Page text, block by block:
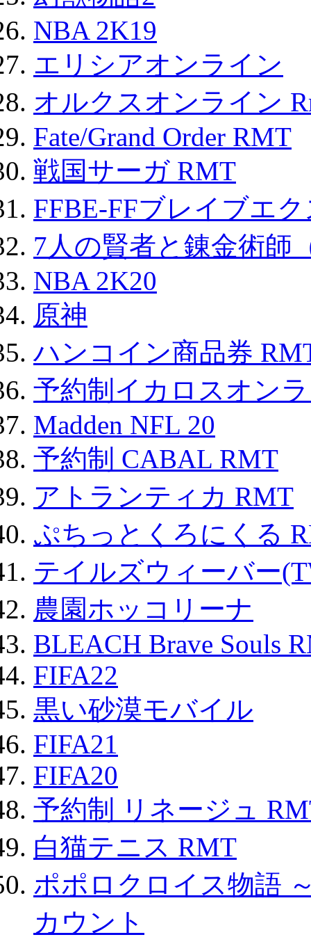
NBA 2K19
エリシアオンライン
オルクスオンライン
Fate/Grand Order RMT
戦国サーガ RMT
FFBE-FFブレイブエ
7人の賢者と錬金術師
NBA 2K20
原神
ハンコイン商品券
予約制イカロスオン
Madden NFL 20
予約制 CABAL RMT
アトランティカ RMT
ぷちっとくろにくる
テイルズウィーバー
農園ホッコリーナ
BLEACH Brave Souls
FIFA22
黒い砂漠モバイル
FIFA21
FIFA20
予約制 リネージュ
白猫テニス RMT
ポポロクロイス物語
カウント